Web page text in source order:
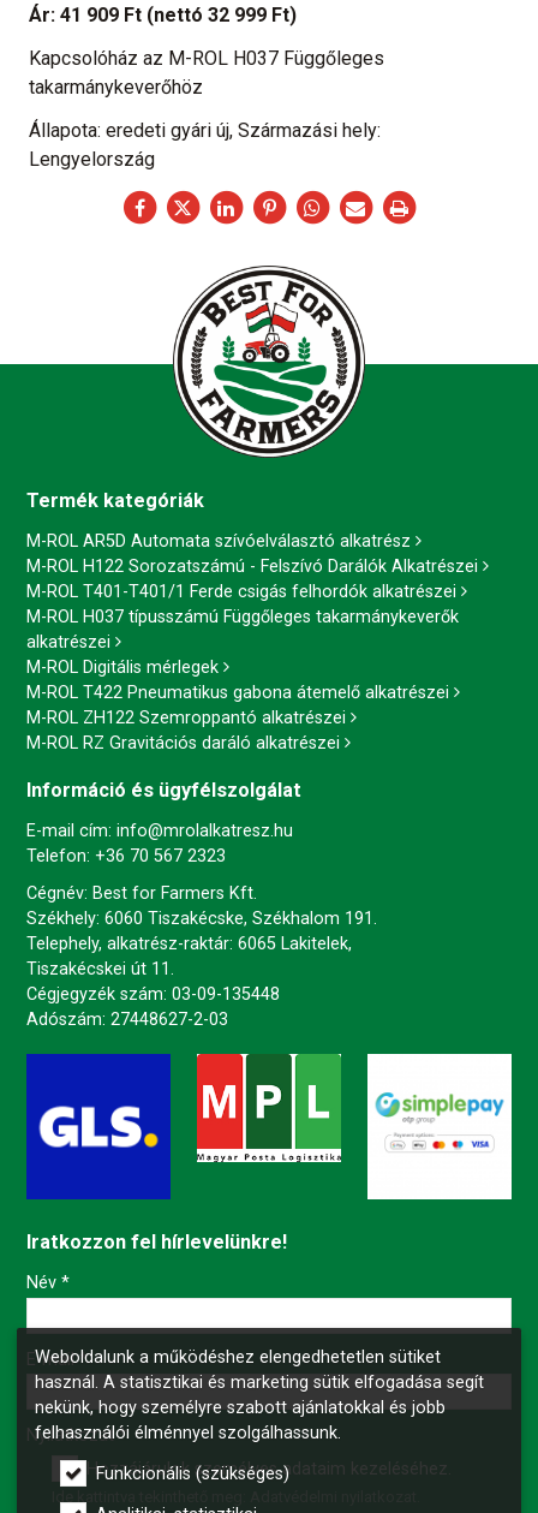
Ár: 41 909 Ft (nettó 32 999 Ft)
Kapcsolóház az M-ROL H037 Függőleges
takarmánykeverőhöz
Állapota: eredeti gyári új, Származási hely:
Lengyelország
Termék kategóriák
M-ROL AR5D Automata szívóelválasztó alkatrész
M-ROL H122 Sorozatszámú - Felszívó Darálók Alkatrészei
M-ROL T401-T401/1 Ferde csigás felhordók alkatrészei
M-ROL H037 típusszámú Függőleges takarmánykeverők
alkatrészei
M-ROL Digitális mérlegek
M-ROL T422 Pneumatikus gabona átemelő alkatrészei
M-ROL ZH122 Szemroppantó alkatrészei
M-ROL RZ Gravitációs daráló alkatrészei
Információ és ügyfélszolgálat
E-mail cím: info@mrolalkatresz.hu
Telefon: +36 70 567 2323
Cégnév: Best for Farmers Kft.
Székhely: 6060 Tiszakécske, Székhalom 191.
Telephely, alkatrész-raktár: 6065 Lakitelek,
Tiszakécskei út 11.
Cégjegyzék szám: 03-09-135448
Adószám: 27448627-2-03
Iratkozzon fel hírlevelünkre!
-
-
-
Név *
E-mail*
Nyilatkozat*
Hozzájárulok személyes adataim kezeléséhez.
Weboldalunk a működéshez elengedhetetlen sütiket
használ. A statisztikai és marketing sütik elfogadása segít
nekünk, hogy személyre szabott ajánlatokkal és jobb
felhasználói élménnyel szolgálhassunk.
Funkcionális (szükséges)